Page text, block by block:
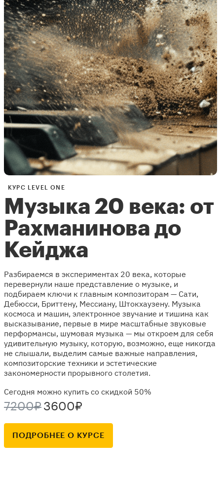
КУРС LEVEL ONE
Музыка 20 века: от
Рахманинова до
Кейджа
Разбираемся в экспериментах 20 века, которые
перевернули наше представление о музыке, и
подбираем ключи к главным композиторам — Сати,
Дебюсси, Бриттену, Мессиану, Штокхаузену. Музыка
космоса и машин, электронное звучание и тишина как
высказывание, первые в мире масштабные звуковые
перформансы, шумовая музыка — мы откроем для себя
удивительную музыку, которую, возможно, еще никогда
не слышали, выделим самые важные направления,
композиторские техники и эстетические
закономерности прорывного столетия.
Сегодня можно купить со скидкой 50%
7200₽ 3600₽
ПОДРОБНЕЕ О КУРСЕ